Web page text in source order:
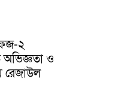
২
অভিজ্ঞতা ও
রেজাউল